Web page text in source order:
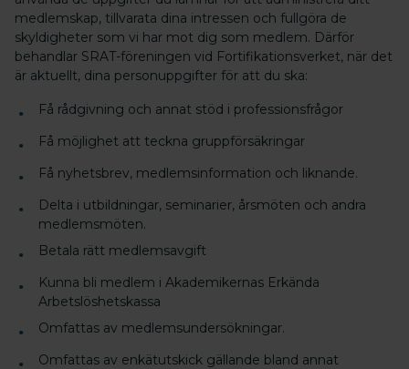
medlemskap, tillvarata dina intressen och fullgöra de
skyldigheter som vi har mot dig som medlem. Därför
behandlar SRAT-föreningen vid Fortifikationsverket, när det
är aktuellt, dina personuppgifter för att du ska:
Få rådgivning och annat stöd i professionsfrågor
Få möjlighet att teckna gruppförsäkringar
Få nyhetsbrev, medlemsinformation och liknande.
Delta i utbildningar, seminarier, årsmöten och andra
medlemsmöten.
Betala rätt medlemsavgift
Kunna bli medlem i Akademikernas Erkända
Arbetslöshetskassa
Omfattas av medlemsundersökningar.
Omfattas av enkätutskick gällande bland annat